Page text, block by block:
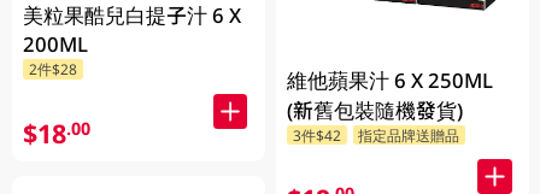
美粒果酷兒白提子汁 6 X
200ML
2件$28
$18.00
維他蘋果汁 6 X 250ML
(新舊包裝隨機發貨)
3件$42 指定品牌送贈品